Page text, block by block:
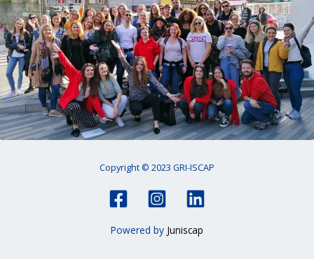
Copyright © 2023 GRI-ISCAP
Powered by Juniscap